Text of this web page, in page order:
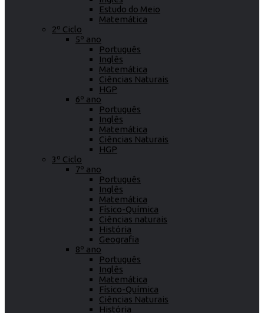
Estudo do Meio
Matemática
2º Ciclo
5º ano
Português
Inglês
Matemática
Ciências Naturais
HGP
6º ano
Português
Inglês
Matemática
Ciências Naturais
HGP
3º Ciclo
7º ano
Português
Inglês
Matemática
Físico-Química
Ciências naturais
História
Geografia
8º ano
Português
Inglês
Matemática
Físico-Química
Ciências Naturais
História